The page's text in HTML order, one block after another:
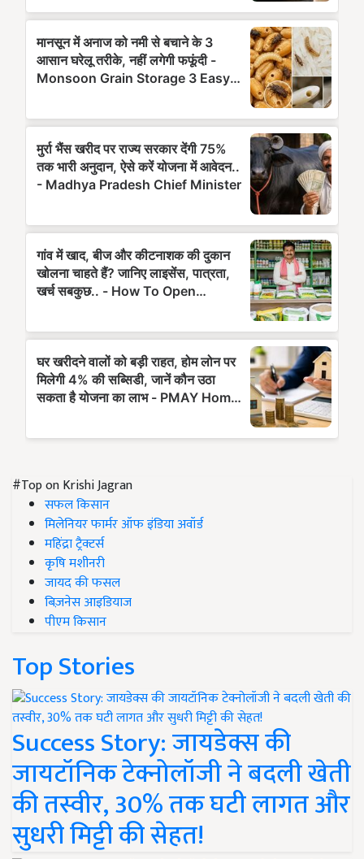
#Top on Krishi Jagran
सफल किसान
मिलेनियर फार्मर ऑफ इंडिया अवॉर्ड
महिंद्रा ट्रैक्टर्स
कृषि मशीनरी
जायद की फसल
बिज़नेस आइडियाज
पीएम किसान
Top Stories
Success Story: जायडेक्स की
जायटॉनिक टेक्नोलॉजी ने बदली खेती
की तस्वीर, 30% तक घटी लागत और
सुधरी मिट्टी की सेहत!